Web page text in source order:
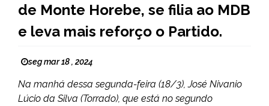
de Monte Horebe, se filia ao MDB
e leva mais reforço o Partido.
seg mar 18 , 2024
Na manhá dessa segunda-feira (18/3), José Nivanio
Lúcio da Silva (Torrado), que está no segundo